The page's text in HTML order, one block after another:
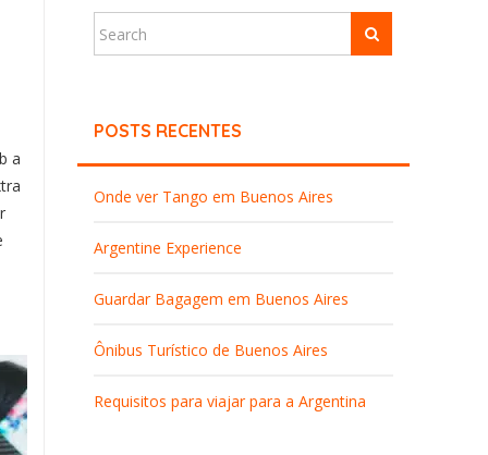
a
POSTS RECENTES
Onde ver Tango em Buenos Aires
Argentine Experience
Guardar Bagagem em Buenos Aires
Ônibus Turístico de Buenos Aires
Requisitos para viajar para a Argentina